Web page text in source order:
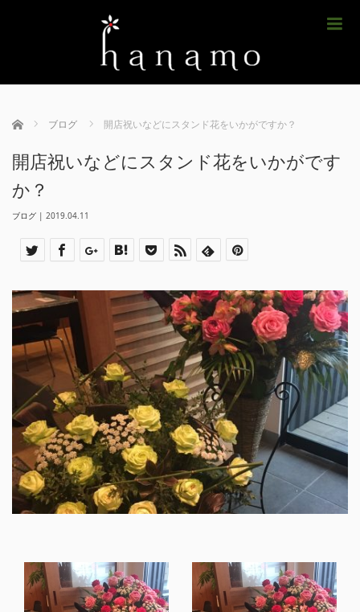
ホーム ブログ 開店祝いなどにスタンド花をいかがですか？
開店祝いなどにスタンド花をいかがです
か？
ブログ | 2019.04.11